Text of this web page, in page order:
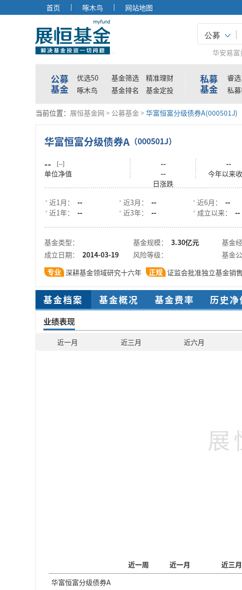
首页 啄木鸟 网站地图
公募
华安易富
公募
基金
优选50 基金筛选
精准理财
啄木鸟
基金排名 基金定投
私募
基金
睿
私
当前位置： 展恒基金网 > 公募基金> 华富恒富分级债券A(000501J)
华富恒富分级债券A （000501J）
-- [--]
单位净值
--
--
日涨跌
--
今年以来
近1月：
--
近1年：
--
近3月：
--
近3年：
--
近6月：
--
成立以来：
--
基金类型：
成立日期：
2014-03-19
基金规模：
3.30亿元
风险等级：
基金经
基金公
专业 深耕基金领域研究十六年 正规 证监会批准独立基金销
基金档案 基金概况 基金费率 历史净
业绩表现
近一月 近三月 近六月
近一周 近一月 近三月
华富恒富分级债券A